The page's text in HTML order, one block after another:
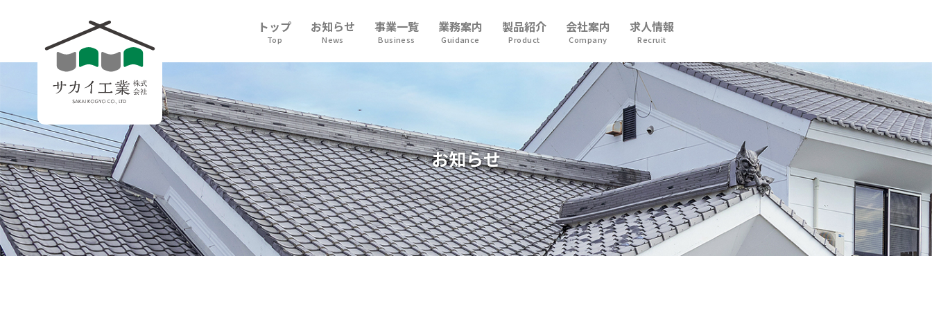
トップ
Top
お知らせ
News
事業一覧
Business
業務案内
Guidance
製品紹介
Product
会社案内
Company
求人情報
Recruit
お知らせ